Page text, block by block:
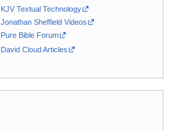
KJV Textual Technology
Jonathan Sheffield Videos
Pure Bible Forum
David Cloud Articles